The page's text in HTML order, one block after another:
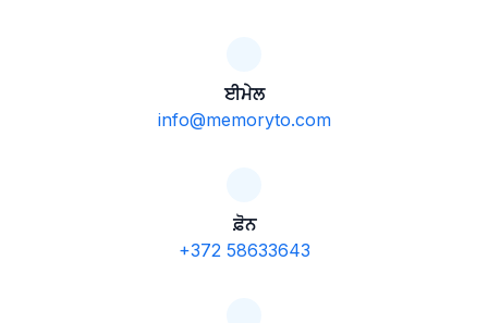
ਈਮੇਲ
info@memoryto.com
ਫ਼ੋਨ
+372 58633643